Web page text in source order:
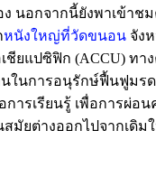
นอกจากนี้ยังพาเข้า
หนังใหญ่ที่วัดขนอน จัง
ยแปซิฟิก (ACCU) ท
นการอนุรักษ์ฟื้นฟูมรดก
การเรียนรู้ เพื่อการผ่
มัยต่างออกไปจากเดิม